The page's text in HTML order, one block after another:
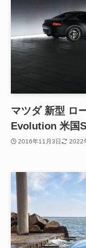
マツダ 新型 ロ
Evolution 米国
2016年11月3日 2022